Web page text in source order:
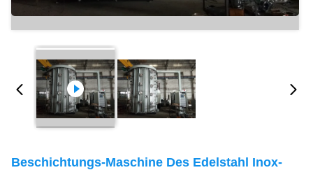
Beschichtungs-Maschine Des Edelstahl Inox-